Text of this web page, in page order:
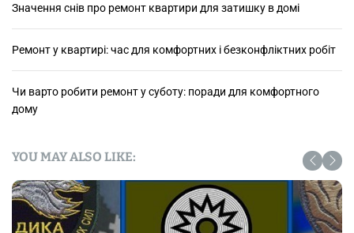
Значення снів про ремонт квартири для затишку в домі
Ремонт у квартирі: час для комфортних і безконфліктних робіт
Чи варто робити ремонт у суботу: поради для комфортного
дому
YOU MAY ALSO LIKE: